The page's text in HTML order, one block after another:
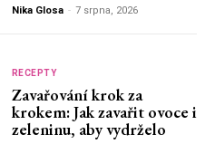
Nika Glosa - 7 srpna, 2026
RECEPTY
Zavařování krok za
krokem: Jak zavařit ovoce i
zeleninu, aby vydrželo